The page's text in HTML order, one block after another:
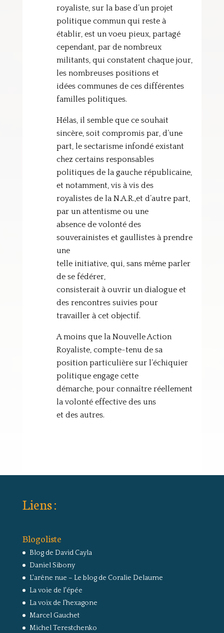
royaliste, sur la base d’un projet
politique commun qui reste à
établir, est un voeu pieux, partagé
cependant, par de nombreux
militants, qui constatent chaque jour,
les nombreuses positions et
idées communes de ces différentes
familles politiques.
Hélas, il semble que ce souhait
sincère, soit compromis par, d’une
part, le sectarisme infondé existant
chez certains responsables
politiques de la gauche républicaine,
et notamment, vis à vis des
royalistes de la N.A.R.,et d’autre part,
par un attentisme ou une
absence de volonté des
souverainistes et gaullistes à prendre
une
telle initiative, qui, sans même parler
de se fédérer,
consisterait à ouvrir un dialogue et
des rencontres suivies pour
travailler à cet objectif.
A moins que la Nouvelle Action
Royaliste, compte-tenu de sa
position particulière sur l’échiquier
politique engage cette
démarche, pour connaître réellement
la volonté effective des uns
et des autres.
Liens :
Blogoliste
Blog de David Cayla
Daniel Sibony
L'arêne nue – Le blog de Coralie Delaume
La voie de l'épée
La voix de l'hexagone
Marcel Gauchet
Michel Terestchenko